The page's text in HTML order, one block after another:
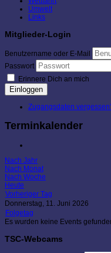
Umwelt
Links
Mitglieder-Login
Benutzername oder E-Mail
Passwort
Erinnere Dich an mich
Einloggen
Zugangsdaten
Terminkalender
Nach Jahr
Nach Monat
Nach Woche
Heute
Vorheriger Tag
Donnerstag, 11. Juni 2026
Folgetag
Es wurden keine Events
TSC-Webcams